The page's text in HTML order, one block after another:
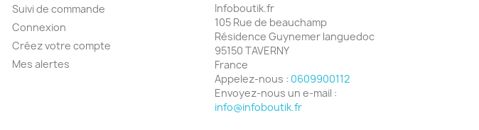
Suivi de commande
Connexion
Créez votre compte
Mes alertes
Infoboutik.fr
105 Rue de beauchamp
Résidence Guynemer languedoc
95150 TAVERNY
France
Appelez-nous : 0609900112
Envoyez-nous un e-mail :
info@infoboutik.fr